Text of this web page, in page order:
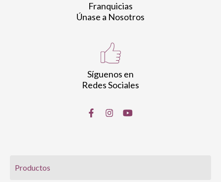
Franquicias
Únase a Nosotros
Síguenos en
Redes Sociales
Productos